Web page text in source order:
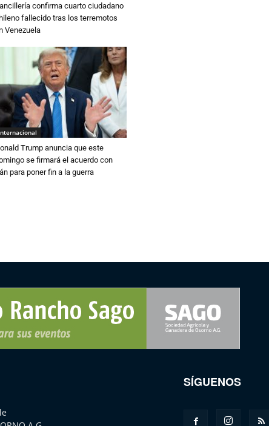
confirma cuarto ciudadano
fallecido tras los terremotos
Venezuela
Trump anuncia que este
se firmará el acuerdo con
para poner fin a la guerra
SÍGUENOS